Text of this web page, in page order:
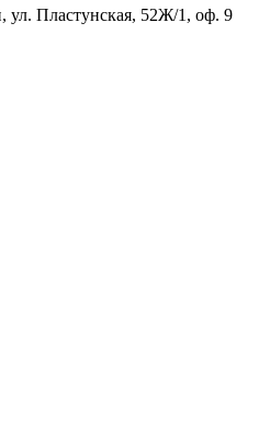
ул. Пластунская, 52Ж/1, оф. 9